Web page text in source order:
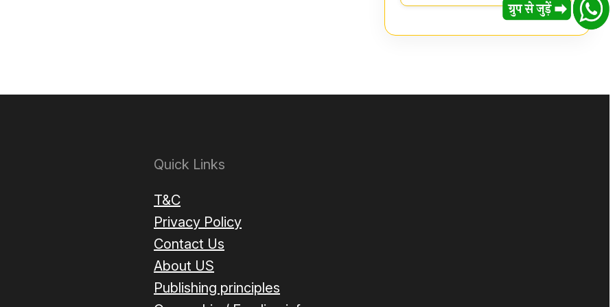
Quick Links
T&C
Privacy Policy
Contact Us
About US
Publishing principles